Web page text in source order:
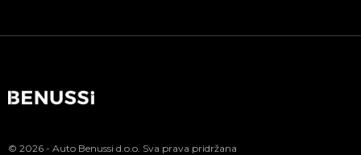
© 2026 - Auto Benussi d.o.o. Sva prava pridržana